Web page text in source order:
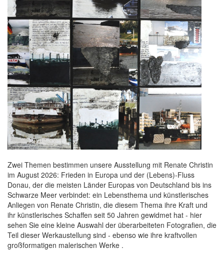
Zwei Themen bestimmen unsere Ausstellung mit Renate Christin
im August 2026: Frieden in Europa und der (Lebens)-Fluss
Donau, der die meisten Länder Europas von Deutschland bis ins
Schwarze Meer verbindet: ein Lebensthema und künstlerisches
Anliegen von Renate Christin, die diesem Thema ihre Kraft und
ihr künstlerisches Schaffen seit 50 Jahren gewidmet hat - hier
sehen Sie eine kleine Auswahl der überarbeiteten Fotografien, die
Teil dieser Werkaustellung sind - ebenso wie ihre kraftvollen
großformatigen malerischen Werke .